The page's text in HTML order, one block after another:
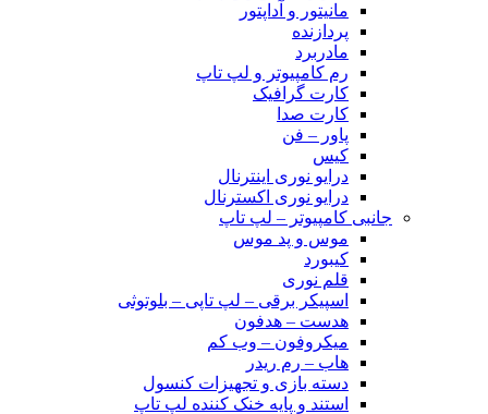
مانیتور و آداپتور
پردازنده
مادربرد
رم کامپیوتر و لپ تاپ
کارت گرافیک
کارت صدا
پاور – فن
کیس
درایو نوری اینترنال
درایو نوری اکسترنال
جانبی کامپیوتر – لپ تاپ
موس و پد موس
کیبورد
قلم نوری
اسپیکر برقی – لپ تاپی – بلوتوثی
هدست – هدفون
میکروفون – وب کم
هاب – رم ریدر
دسته بازی و تجهیزات کنسول
استند و پایه خنک کننده لپ تاپ